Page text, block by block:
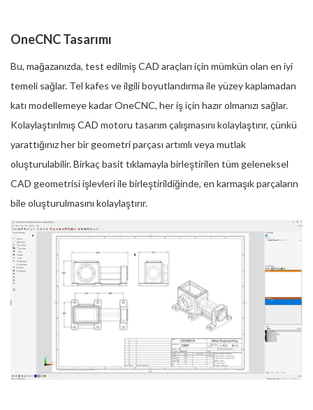
OneCNC Tasarımı
Bu, mağazanızda, test edilmiş CAD araçları için mümkün olan en iyi
temeli sağlar. Tel kafes ve ilgili boyutlandırma ile yüzey kaplamadan
katı modellemeye kadar OneCNC, her iş için hazır olmanızı sağlar.
Kolaylaştırılmış CAD motoru tasarım çalışmasını kolaylaştırır, çünkü
yarattığınız her bir geometri parçası artımlı veya mutlak
oluşturulabilir. Birkaç basit tıklamayla birleştirilen tüm geleneksel
CAD geometrisi işlevleri ile birleştirildiğinde, en karmaşık parçaların
bile oluşturulmasını kolaylaştırır.